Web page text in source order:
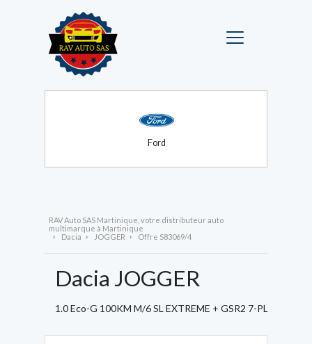
Ford
RAV Auto SAS Martinique, votre distributeur auto
multimarque à Martinique
Dacia
JOGGER Offre S83069/4
Dacia JOGGER
1.0 Eco-G 100KM M/6 SL EXTREME + GSR2 7-PLACES